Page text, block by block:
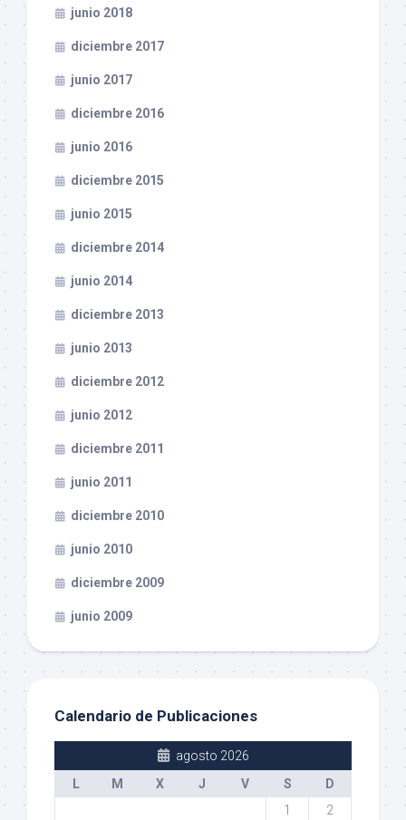
junio 2018
diciembre 2017
junio 2017
diciembre 2016
junio 2016
diciembre 2015
junio 2015
diciembre 2014
junio 2014
diciembre 2013
junio 2013
diciembre 2012
junio 2012
diciembre 2011
junio 2011
diciembre 2010
junio 2010
diciembre 2009
junio 2009
Calendario de Publicaciones
agosto 2026
L
M X J V S D
1
2